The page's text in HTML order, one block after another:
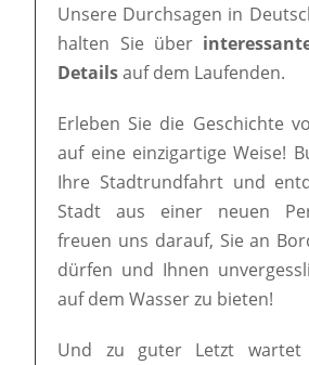
Unsere Durchsagen in
halten Sie über
Detailsauf dem Laufenden.
Erleben Sie die Geschichte
auf eine einzigartige Weise!
Ihre Stadtrundfahrt und
Stadt aus einer neuen
freuen uns darauf, Sie an
dürfen und Ihnen
auf dem Wasser zu bieten!
Und zu guter Letzt